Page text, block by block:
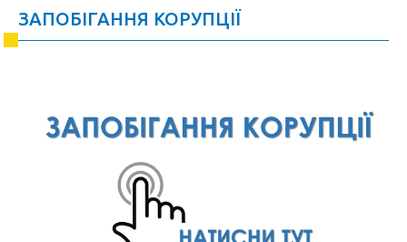
ЗАПОБІГАННЯ КОРУПЦІЇ